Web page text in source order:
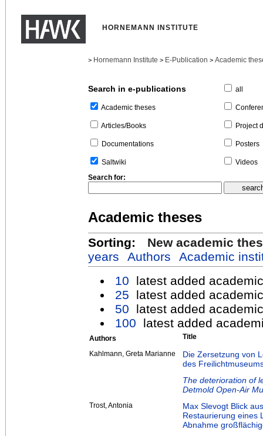
HORNEMANN INSTITUTE
> Hornemann Institute > E-Publication > Academic
Search in e-publications
Academic theses
Articles/Books
Documentations
Saltwiki
all
Project
Posters
Videos
Search for:
Academic theses
Sorting:
New academic
years
Authors
Academic
10
latest added
25
latest added
50
latest added
100
latest added
Authors Title
Kahlmann, Greta Marianne
Die Zersetzung von
des
The deterioration of
Detmold Open-Air
Trost, Antonia
Max Slevogt Blick
Restaurierung eines
Abnahme